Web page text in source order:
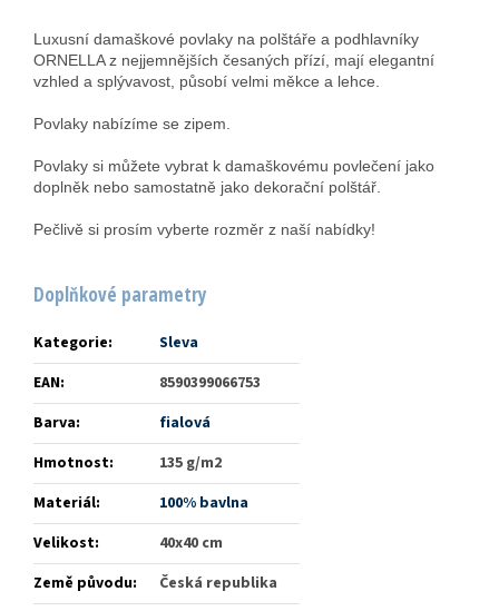
Luxusní damaškové povlaky na polštáře a podhlavníky
ORNELLA z nejjemnějších česaných přízí, mají elegantní
vzhled a splývavost, působí velmi měkce a lehce.
Povlaky nabízíme se zipem.
Povlaky si můžete vybrat k damaškovému povlečení jako
doplněk nebo samostatně jako dekorační polštář.
Pečlivě si prosím vyberte rozměr z naší nabídky!
Doplňkové parametry
Kategorie:
Sleva
EAN:
8590399066753
Barva:
fialová
Hmotnost:
135 g/m2
Materiál:
100% bavlna
Velikost:
40x40 cm
Země původu:
Česká republika